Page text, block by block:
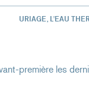
URIAGE, L'EAU
première les